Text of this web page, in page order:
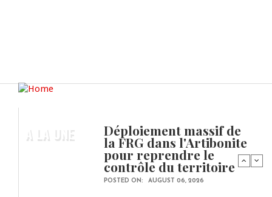
A LA UNE Déploiement massif de
la FRG dans l'Artibonite
pour reprendre le
contrôle du territoire
POSTED ON: AUGUST 06, 2026